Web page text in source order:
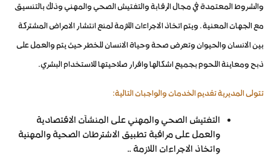
والشروط المعتمدة في مجال الرقابة والتفتيش الصحي والمهني وذلك بالتنسيق
مع الجهات المعنية . ويتم اتخاذ الاجراءات اللازمة لمنع انتشار الامراض المشتركة
بين الانسان والحيوان وتعرض صحة وحياة الانسان للخطر حيث يتم والعمل على
ذبح ومعاينة اللحوم بجميع اشكالها واقرار صلاحيتها للاستخدام البشري.
تتولى المديرية تقديم الخدمات والواجبات التالية:
التفتيش الصحي والمهني على المنشآت الاقتصادية
والعمل على مراقبة تطبيق الاشترطات الصحية والمهنية
واتخاذ الاجراءات اللازمة ..